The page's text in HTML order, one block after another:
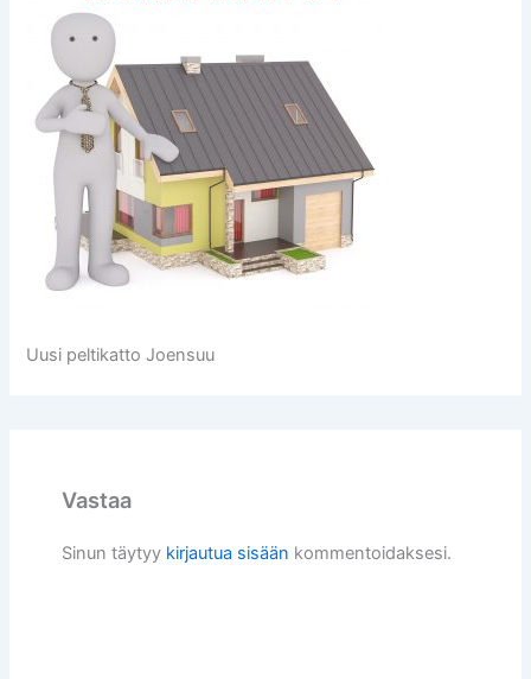
Uusi peltikatto Joensuu
Vastaa
Sinun täytyy kirjautua sisään kommentoidaksesi.